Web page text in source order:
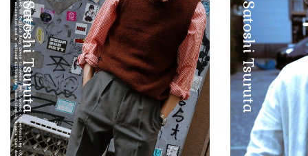
Satoshi Tsuruta Satoshi Tsuruta